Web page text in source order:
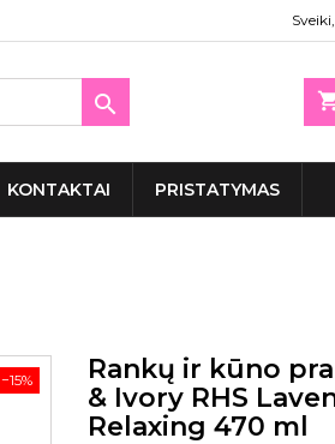
Sveiki,

KONTAKTAI PRISTATYMAS
−15%
Rankų ir kūno
& Ivory RHS
Relaxing 470 ml